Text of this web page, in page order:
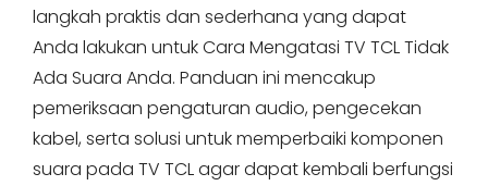
langkah praktis dan sederhana yang dapat
Anda lakukan untuk Cara Mengatasi TV TCL Tidak
Ada Suara Anda. Panduan ini mencakup
pemeriksaan pengaturan audio, pengecekan
kabel, serta solusi untuk memperbaiki komponen
suara pada TV TCL agar dapat kembali berfungsi